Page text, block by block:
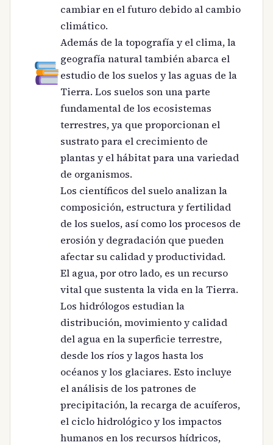
cambiar en el futuro debido al cambio
climático.
Además de la topografía y el clima, la
geografía natural también abarca el
estudio de los suelos y las aguas de la
Tierra. Los suelos son una parte
fundamental de los ecosistemas
terrestres, ya que proporcionan el
sustrato para el crecimiento de
plantas y el hábitat para una variedad
de organismos.
Los científicos del suelo analizan la
composición, estructura y fertilidad
de los suelos, así como los procesos de
erosión y degradación que pueden
afectar su calidad y productividad.
El agua, por otro lado, es un recurso
vital que sustenta la vida en la Tierra.
Los hidrólogos estudian la
distribución, movimiento y calidad
del agua en la superficie terrestre,
desde los ríos y lagos hasta los
océanos y los glaciares. Esto incluye
el análisis de los patrones de
precipitación, la recarga de acuíferos,
el ciclo hidrológico y los impactos
humanos en los recursos hídricos,